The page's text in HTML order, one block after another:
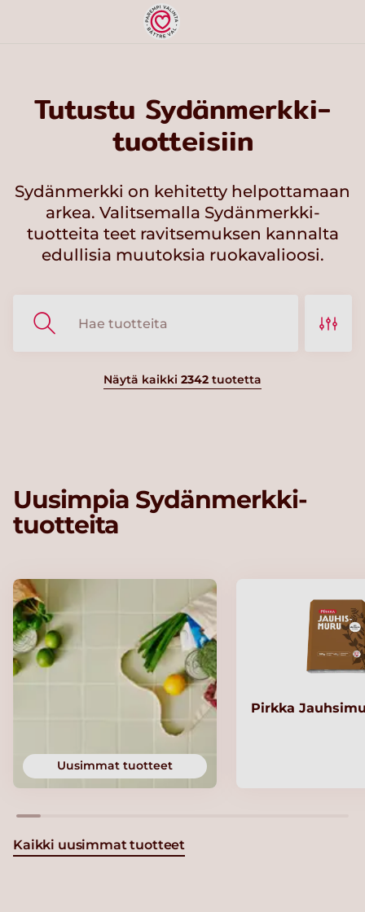
Tutustu Sydänmerkki-
tuotteisiin
Sydänmerkki on kehitetty helpottamaan
arkea. Valitsemalla Sydänmerkki-
tuotteita teet ravitsemuksen kannalta
edullisia muutoksia ruokavalioosi.
Näytä kaikki 2342 tuotetta
Uusimpia Sydänmerkki-
tuotteita
Uusimmat tuotteet
Pirkka
Kaikki uusimmat tuotteet